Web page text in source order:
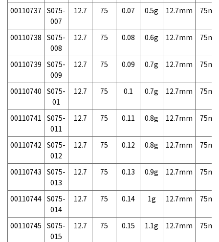
00110737 S075-
007
12.7 75 0.07 0.5g 12.7mm
00110738 S075-
008
12.7 75 0.08 0.6g 12.7mm
00110739 S075-
009
12.7 75 0.09 0.7g 12.7mm
00110740 S075-
01
12.7 75 0.1 0.7g 12.7mm
00110741 S075-
011
12.7 75 0.11 0.8g 12.7mm
00110742 S075-
012
12.7 75 0.12 0.8g 12.7mm
00110743 S075-
013
12.7 75 0.13 0.9g 12.7mm
00110744 S075-
014
12.7 75 0.14 1g 12.7mm
00110745 S075-
015
12.7 75 0.15 1.1g 12.7mm